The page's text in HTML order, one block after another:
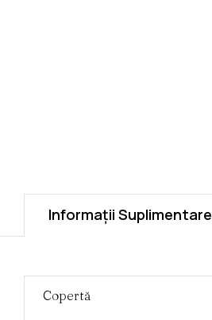
Informații Suplimentare
Copertă